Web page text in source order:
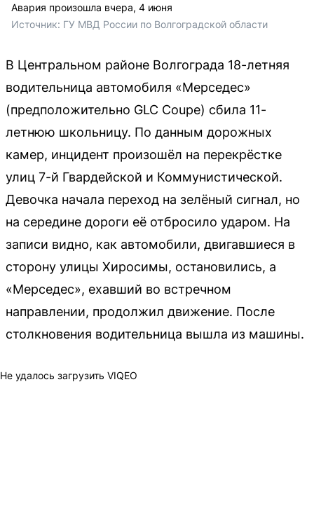
Авария произошла вчера, 4 июня
Источник: ГУ МВД России по Волгоградской области
В Центральном районе Волгограда 18-летняя
водительница автомобиля «Мерседес»
(предположительно GLC Coupe) сбила 11-
летнюю школьницу. По данным дорожных
камер, инцидент произошёл на перекрёстке
улиц 7-й Гвардейской и Коммунистической.
Девочка начала переход на зелёный сигнал, но
на середине дороги её отбросило ударом. На
записи видно, как автомобили, двигавшиеся в
сторону улицы Хиросимы, остановились, а
«Мерседес», ехавший во встречном
направлении, продолжил движение. После
столкновения водительница вышла из машины.
Не удалось загрузить VIQEO